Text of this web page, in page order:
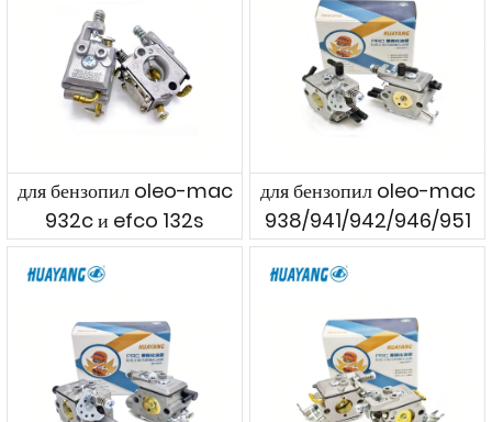
для бензопил oleo-mac
932c и efco 132s
для бензопил oleo-mac
938/941/942/946/951